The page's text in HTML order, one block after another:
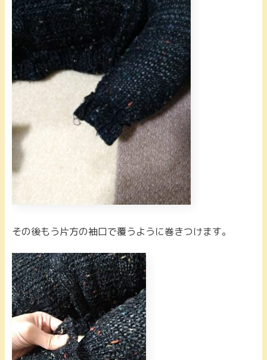
その後もう片方の袖口で覆うように巻きつけます。